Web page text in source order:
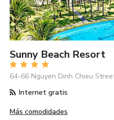
Sunny Beach Resort
64-66 Nguyen Dinh Chieu
Internet gratis
Más comodidades